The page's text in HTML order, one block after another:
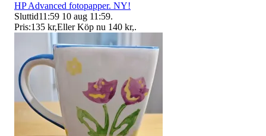
HP Advanced fotopapper. NY!
Sluttid11:59 10 aug 11:59.
Pris:135 kr,Eller Köp nu 140 kr,.